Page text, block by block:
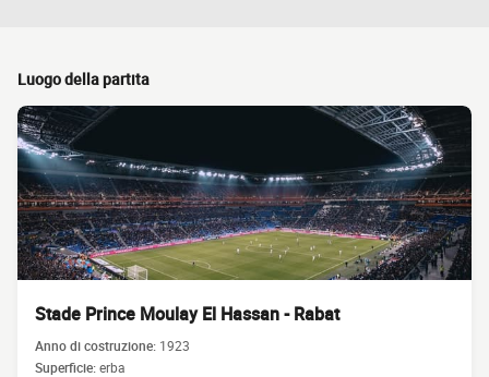
Luogo della partita
Stade Prince Moulay El Hassan - Rabat
Anno di costruzione: 1923
Superficie:erba